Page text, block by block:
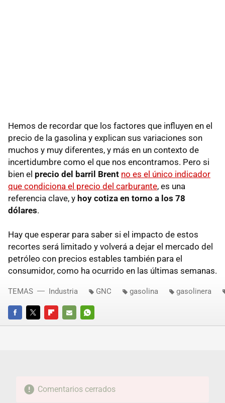
Hemos de recordar que los factores que influyen en el
precio de la gasolina y explican sus variaciones son
muchos y muy diferentes, y más en un contexto de
incertidumbre como el que nos encontramos. Pero si
bien el precio del barril Brent no es el único indicador
que condiciona el precio del carburante, es una
referencia clave, y hoy cotiza en torno a los 78
dólares.
Hay que esperar para saber si el impacto de estos
recortes será limitado y volverá a dejar el mercado del
petróleo con precios estables también para el
consumidor, como ha ocurrido en las últimas semanas.
FACEBOOKTWITTERFLIPBOARD
E-
WHATSAPP
TEMAS Industria GNC gasolina gasolinera
Comentarios cerrados